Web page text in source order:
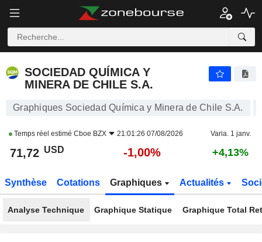
SOCIEDAD QUÍMICA Y
MINERA DE CHILE S.A.
Graphiques Sociedad Química y Minera de Chile S.A.
Temps réel estimé Cboe BZX 21:01:26 07/08/2026 Varia. 1 janv.
71,72 USD -1,00% +4,13%
Synthèse Cotations Graphiques Actualités
Analyse Technique Graphique Statique Graphique Total